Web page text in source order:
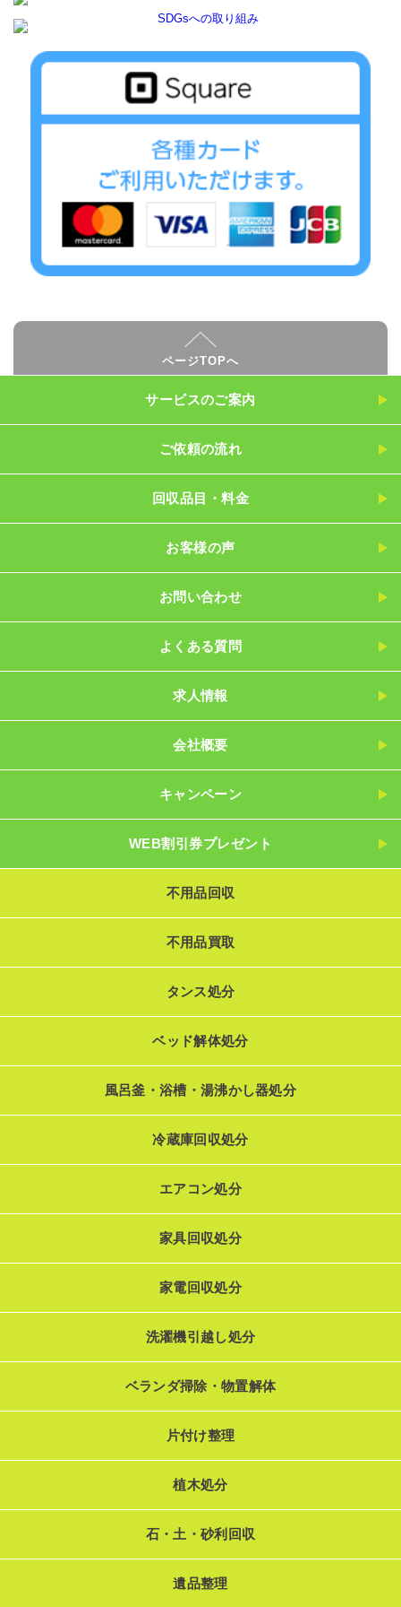
ページTOPへ
サービスのご案内
ご依頼の流れ
回収品目・料金
お客様の声
お問い合わせ
よくある質問
求人情報
会社概要
キャンペーン
WEB割引券プレゼント
不用品回収
不用品買取
タンス処分
ベッド解体処分
風呂釜・浴槽・湯沸かし器処分
冷蔵庫回収処分
エアコン処分
家具回収処分
家電回収処分
洗濯機引越し処分
ベランダ掃除・物置解体
片付け整理
植木処分
石・土・砂利回収
遺品整理